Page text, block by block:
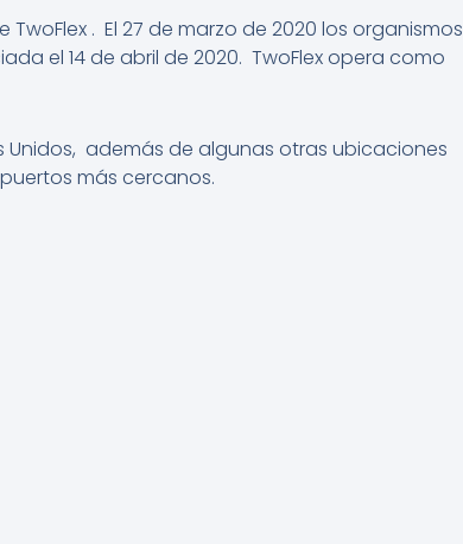
. El 27 de marzo de 2020 los organismos
el 14 de abril de 2020. TwoFlex opera como
Unidos, además de algunas otras ubicaciones
más cercanos.